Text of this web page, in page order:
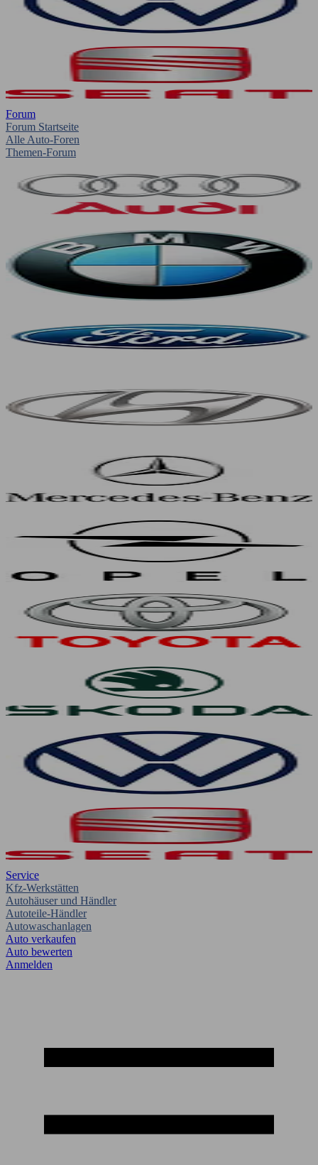
Forum
Forum Startseite
Alle Auto-Foren
Themen-Forum
Service
Kfz-Werkstätten
Autohäuser und Händler
Autoteile-Händler
Autowaschanlagen
Auto verkaufen
Auto bewerten
Anmelden